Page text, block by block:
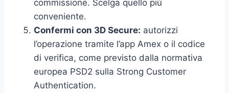
commissione. Scelga quello più
conveniente.
Confermi con 3D Secure: autorizzi
l’operazione tramite l’app Amex o il codice
di verifica, come previsto dalla normativa
europea PSD2 sulla Strong Customer
Authentication.